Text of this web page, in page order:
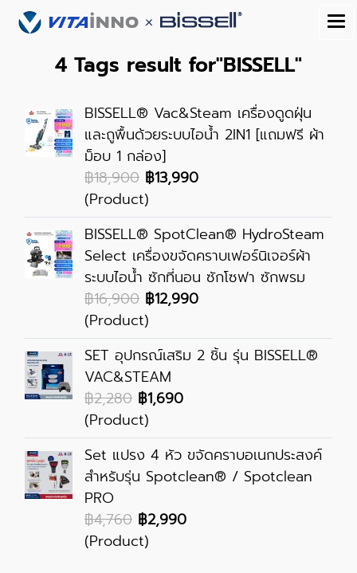
4 Tags result for"BISSELL"
BISSELL® Vac&Steam เครื่องดูดฝุ่น
และถูพื้นด้วยระบบไอน้ำ 2IN1 [แถมฟรี ผ้า
ม็อบ 1 กล่อง]
฿18,900 ฿13,990
(Product)
BISSELL® SpotClean® HydroSteam
Select เครื่องขจัดคราบเฟอร์นิเจอร์ผ้า
ระบบไอน้ำ ซักที่นอน ซักโซฟา ซักพรม
฿16,900 ฿12,990
(Product)
SET อุปกรณ์เสริม 2 ชิ้น รุ่น BISSELL®
VAC&STEAM
฿2,280 ฿1,690
(Product)
Set แปรง 4 หัว ขจัดคราบอเนกประสงค์
สำหรับรุ่น Spotclean® / Spotclean
PRO
฿4,760 ฿2,990
(Product)